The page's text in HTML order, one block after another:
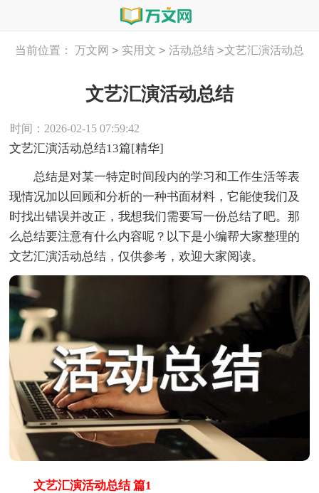
当前位置： 万文网 > 实用文 > 活动总结 >文艺汇演活动总
文艺汇演活动总结
时间：2026-02-15 07:59:42
文艺汇演活动总结13篇[精华]
总结是对某一特定时间段内的学习和工作生活等表
现情况加以回顾和分析的一种书面材料，它能使我们及
时找出错误并改正，我想我们需要写一份总结了吧。那
么总结要注意有什么内容呢？以下是小编帮大家整理的
文艺汇演活动总结，仅供参考，欢迎大家阅读。
文艺汇演活动总结 篇1